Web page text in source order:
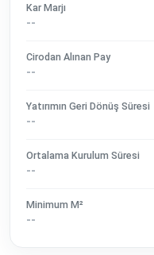
Kar Marjı
--
Cirodan Alınan Pay
--
Yatırımın Geri Dönüş Süresi
--
Ortalama Kurulum Süresi
--
Minimum M²
--